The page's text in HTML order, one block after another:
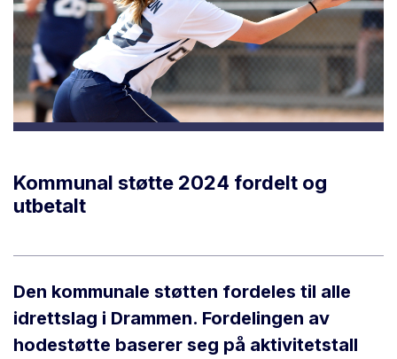
Kommunal støtte 2024 fordelt og
utbetalt
Den kommunale støtten fordeles til alle
idrettslag i Drammen. Fordelingen av
hodestøtte baserer seg på aktivitetstall